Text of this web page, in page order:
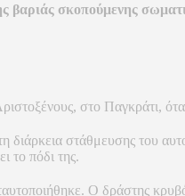
βαριάς σκοπούμενης
στο Παγκράτι,
στάθμευσης του
το πόδι της.
Ο δράστης